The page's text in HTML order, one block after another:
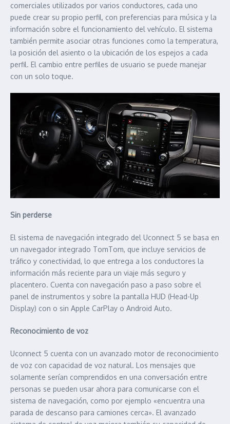
comerciales utilizados por varios conductores, cada uno
puede crear su propio perfil, con preferencias para música y la
información sobre el funcionamiento del vehículo. El sistema
también permite asociar otras funciones como la temperatura,
la posición del asiento o la ubicación de los espejos a cada
perfil. El cambio entre perfiles de usuario se puede manejar
con un solo toque.
Sin perderse
El sistema de navegación integrado del Uconnect 5 se basa en
un navegador integrado TomTom, que incluye servicios de
tráfico y conectividad, lo que entrega a los conductores la
información más reciente para un viaje más seguro y
placentero. Cuenta con navegación paso a paso sobre el
panel de instrumentos y sobre la pantalla HUD (Head-Up
Display) con o sin Apple CarPlay o Android Auto.
Reconocimiento de voz
Uconnect 5 cuenta con un avanzado motor de reconocimiento
de voz con capacidad de voz natural. Los mensajes que
solamente serían comprendidos en una conversación entre
personas se pueden usar ahora para comunicarse con el
sistema de navegación, como por ejemplo «encuentra una
parada de descanso para camiones cerca». El avanzado